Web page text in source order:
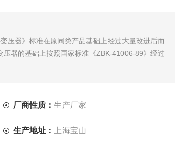
压器》标准在原同类产品基础上经过大量改进后而
器的基础上按照国家标准《ZBK-41006-89》经过
厂商性质： 生产厂家
生产地址： 上海宝山